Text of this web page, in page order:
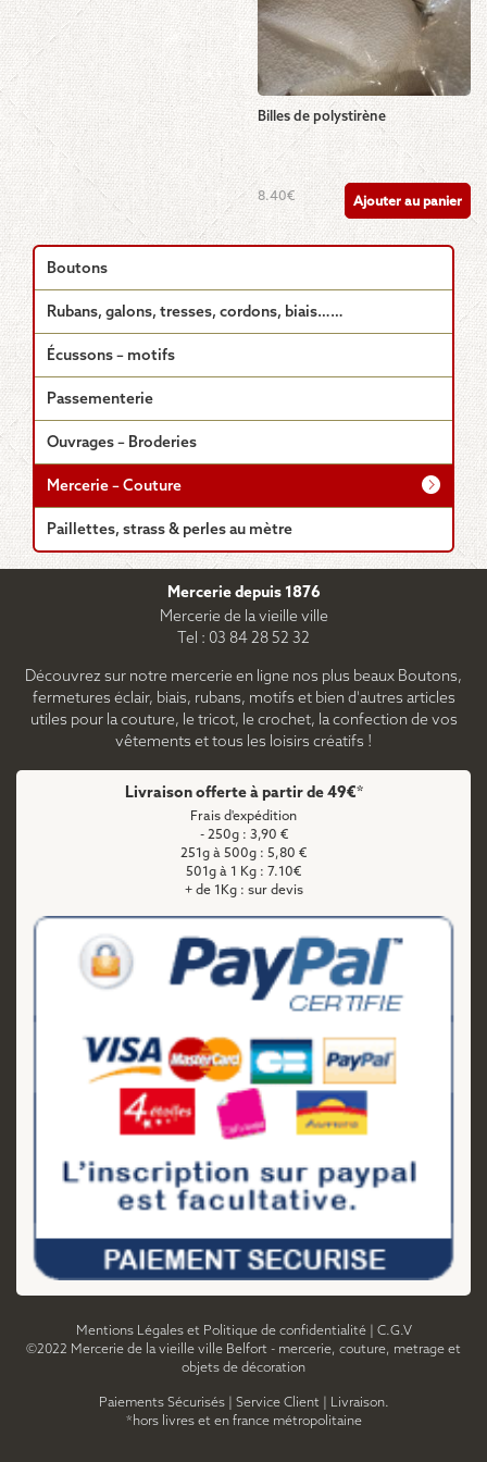
être
choisies
sur
la
page
du
produit
Billes de polystirène
8.40€ Ajouter au panier
Boutons
Rubans, galons, tresses, cordons, biais……
Écussons – motifs
Passementerie
Ouvrages – Broderies
Mercerie – Couture
Paillettes, strass & perles au mètre
Mercerie depuis 1876
Mercerie de la vieille ville
Tel : 03 84 28 52 32
Découvrez sur notre mercerie en ligne nos plus beaux Boutons,
fermetures éclair, biais, rubans, motifs et bien d'autres articles
utiles pour la couture, le tricot, le crochet, la confection de vos
vêtements et tous les loisirs créatifs !
Livraison offerte à partir de 49€*
Frais d'expédition
- 250g : 3,90 €
251g à 500g : 5,80 €
501g à 1 Kg : 7.10€
+ de 1Kg : sur devis
Mentions Légales et Politique de confidentialité| C.G.V
©2022 Mercerie de la vieille ville Belfort - mercerie, couture, metrage et
objets de décoration
Paiements Sécurisés| Service Client
Livraison.
*hors livres et en france métropolitaine